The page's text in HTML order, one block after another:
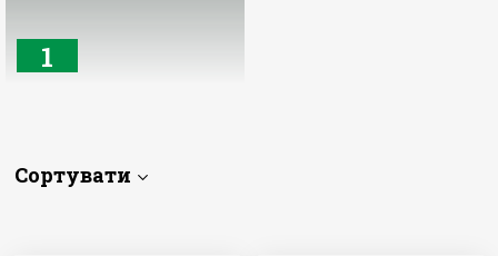
1
Сортувати